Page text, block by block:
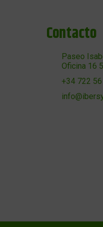
Contacto
Paseo
Oficina 16
+34 722